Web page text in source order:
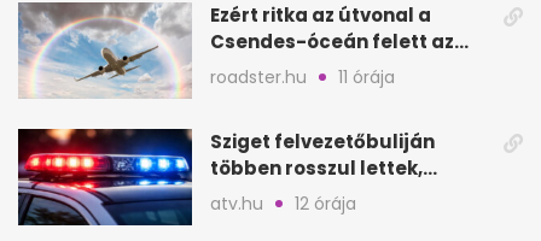
Ezért ritka az útvonal a
Csendes-óceán felett az
Ázsia–Amerika járatoknál
roadster.hu 11 órája
Sziget felvezetőbuliján
többen rosszul lettek,
reagáltak a szervezők
atv.hu 12 órája